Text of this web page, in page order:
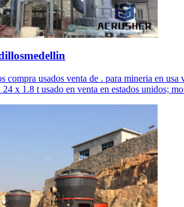
compra usados venta de . para mineria en
x 1.8 t usado en venta en estados unidos;